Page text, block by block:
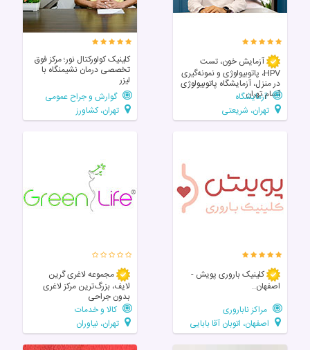
آزمایش خون، تست
HPV، پاتوبیولوژی و نمونه‌گیری
در منزل، آزمایشگاه پاتوبیولوژی
آسام تهران
آزمایشگاه
تهران، شریعتی
کلینیک کولورکتال نور؛ مرکز فوق‌
تخصصی درمان نشیمنگاه با
لیزر
گوارش و جراح عمومی
تهران، کشاورز
کلینیک باروری پویش -
اصفهان..
مراکز ناباروری
اصفهان، اتوبان آقا بابایی
مجموعه لاغری گرین
لایف، بزرگ‌ترین مرکز لاغری
بدون جراحی
کالا و خدمات
تهران، نیاوران